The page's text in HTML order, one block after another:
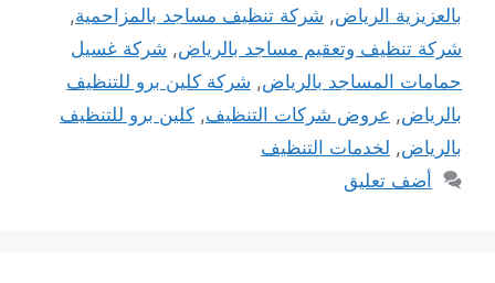
بالعزيزية الرياض, شركة تنظيف مساجد بالمزاحمية,
شركة تنظيف وتعقيم مساجد بالرياض, شركة غسيل
حمامات المساجد بالرياض, شركة كلين برو للتنظيف
بالرياض, عروض شركات التنظيف, كلين برو للتنظيف
بالرياض, لخدمات التنظيف
أضف تعليق